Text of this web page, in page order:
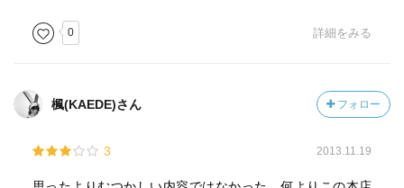
0 詳細をみる
楓(KAEDE)さん フォロー
3 2013.11.19